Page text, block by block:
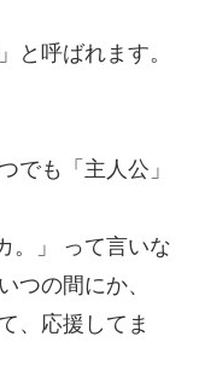
と呼ばれます。
でも「主人公」
。」
って言いな
いつの間にか、
、応援してま